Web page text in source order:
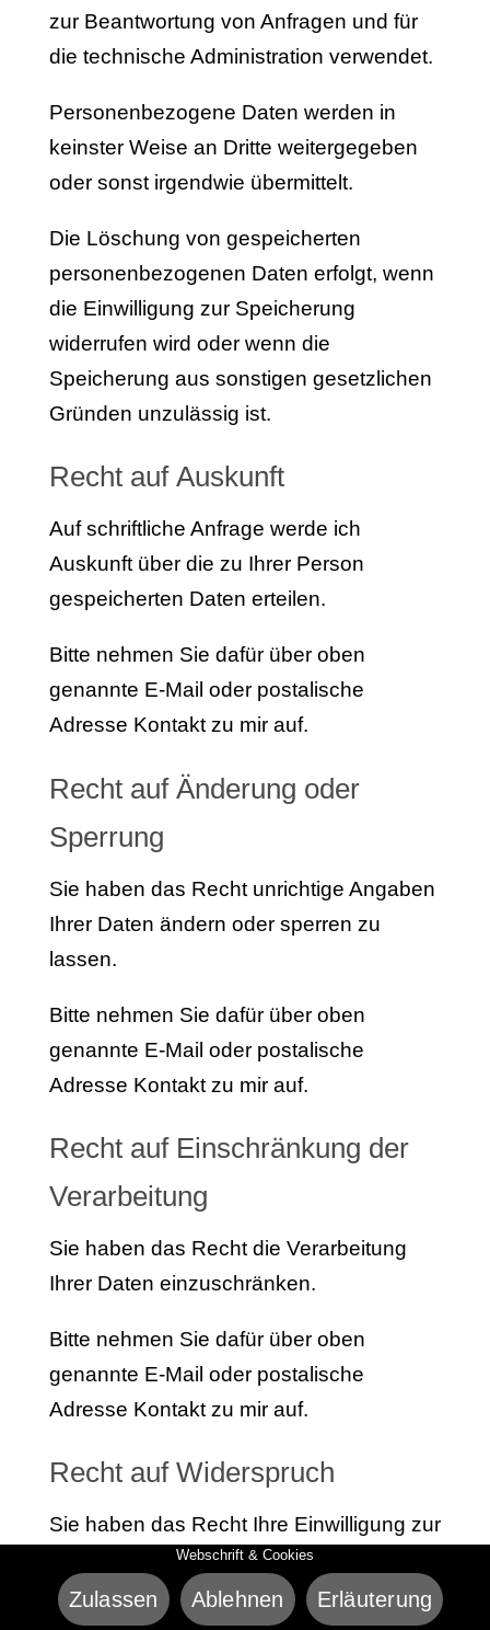
zur Beantwortung von Anfragen und für
die technische Administration verwendet.
Personenbezogene Daten werden in
keinster Weise an Dritte weitergegeben
oder sonst irgendwie übermittelt.
Die Löschung von gespeicherten
personenbezogenen Daten erfolgt, wenn
die Einwilligung zur Speicherung
widerrufen wird oder wenn die
Speicherung aus sonstigen gesetzlichen
Gründen unzulässig ist.
Recht auf Auskunft
Auf schriftliche Anfrage werde ich
Auskunft über die zu Ihrer Person
gespeicherten Daten erteilen.
Bitte nehmen Sie dafür über oben
genannte E-Mail oder postalische
Adresse Kontakt zu mir auf.
Recht auf Änderung oder
Sperrung
Sie haben das Recht unrichtige Angaben
Ihrer Daten ändern oder sperren zu
lassen.
Bitte nehmen Sie dafür über oben
genannte E-Mail oder postalische
Adresse Kontakt zu mir auf.
Recht auf Einschränkung der
Verarbeitung
Sie haben das Recht die Verarbeitung
Ihrer Daten einzuschränken.
Bitte nehmen Sie dafür über oben
genannte E-Mail oder postalische
Adresse Kontakt zu mir auf.
Recht auf Widerspruch
Sie haben das Recht Ihre Einwilligung zur
Speicherung und Verarbeitung Ihrer
Daten zu widerrufen.
Webschrift & Cookies
Zulassen Ablehnen Erläuterung